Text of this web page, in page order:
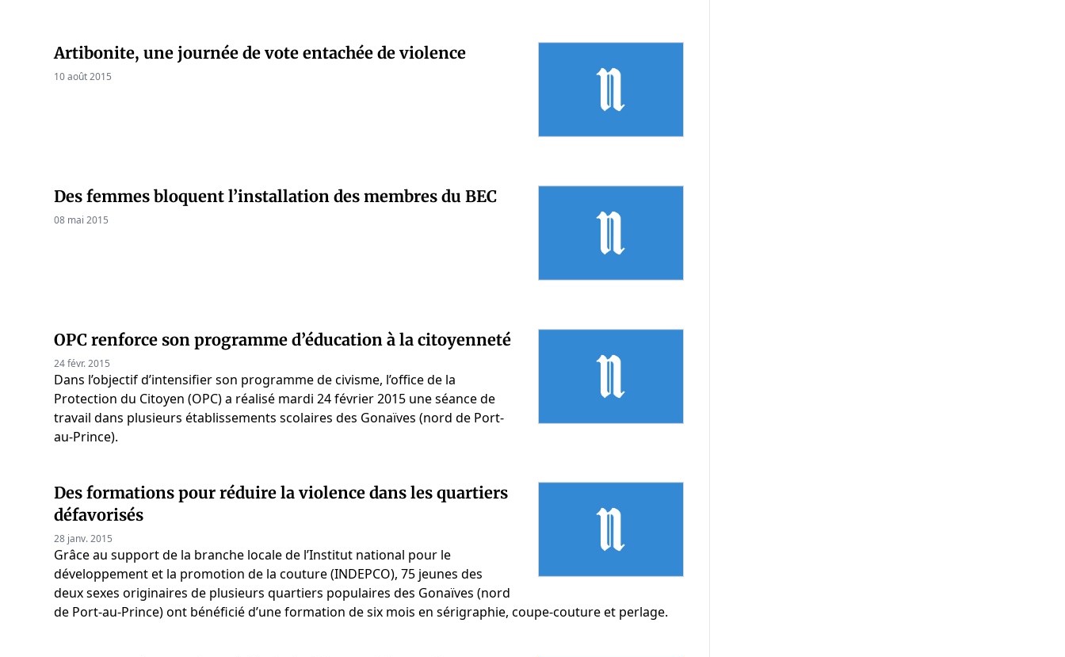
Artibonite, une journée de vote entachée de violence
10 août 2015
Des femmes bloquent l’installation des membres du BEC
08 mai 2015
OPC renforce son programme d’éducation à la citoyenneté
24 févr. 2015
Dans l’objectif d’intensifier son programme de civisme, l’office de la
Protection du Citoyen (OPC) a réalisé mardi 24 février 2015 une séance de
travail dans plusieurs établissements scolaires des Gonaïves (nord de Port-
au-Prince).
Des formations pour réduire la violence dans les quartiers
défavorisés
28 janv. 2015
Grâce au support de la branche locale de l’Institut national pour le
développement et la promotion de la couture (INDEPCO), 75 jeunes des
deux sexes originaires de plusieurs quartiers populaires des Gonaïves (nord
de Port-au-Prince) ont bénéficié d’une formation de six mois en sérigraphie, coupe-couture et perlage.